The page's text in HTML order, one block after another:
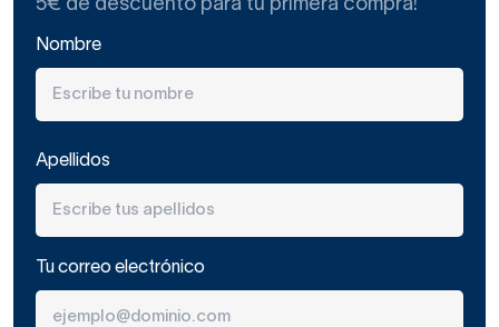
Si lo tuyo es la decoración minimalista, Baños 10 también
ofrece distintas posibilidades.
Algunas de sus bañeras exentas rectangulares, de
acabado blanco, darán ese toque sencillo pero funcional
que estabas buscando.
descanso y disfrute con sus productos de baño.
5€ de descuento para tu primera compra!
Nombre
Apellidos
Tu correo electrónico